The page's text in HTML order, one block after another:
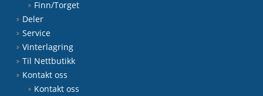
Finn/Torget
Deler
Service
Vinterlagring
Til Nettbutikk
Kontakt oss
Kontakt oss